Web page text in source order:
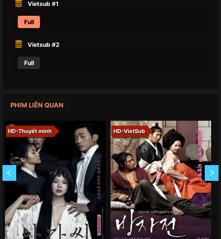
Vietsub #1
Full
Vietsub #2
Full
PHIM LIÊN QUAN
HD-Thuyết minh HD-VietSub